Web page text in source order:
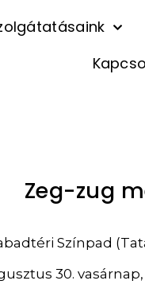
Zeg-zug
Színpad
30. vasárnap,